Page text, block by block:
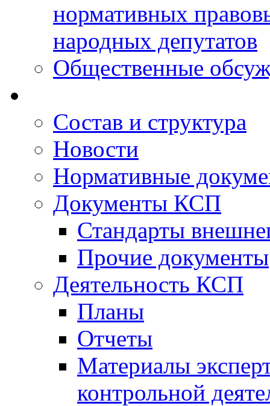
нормативных
народных депутатов
Общественные
Состав и структура
Новости
Нормативные
Документы КСП
Стандарты
Прочие документы
Деятельность КСП
Планы
Отчеты
Материалы
контрольной